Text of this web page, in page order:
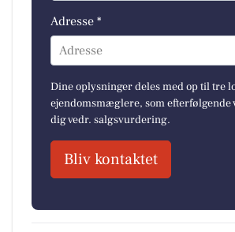
Adresse *
Adresse
Dine oplysninger deles med op til tre
ejendomsmæglere, som efterfølgende
dig vedr. salgsvurdering.
Bliv kontaktet